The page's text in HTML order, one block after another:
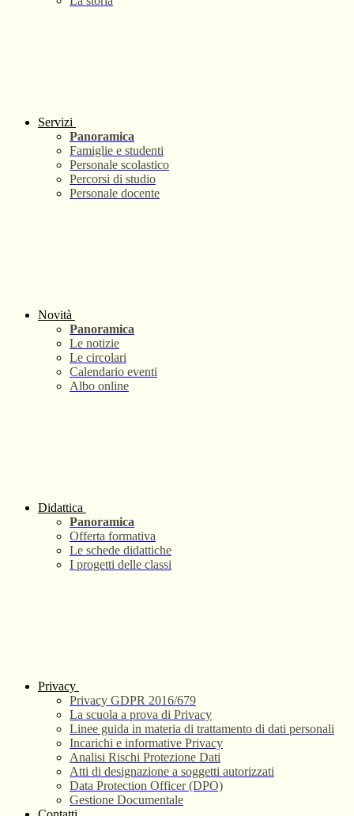
Servizi
Panoramica
Famiglie e studenti
Personale scolastico
Percorsi di studio
Personale docente
Novità
Panoramica
Le notizie
Le circolari
Calendario eventi
Albo online
Didattica
Panoramica
Offerta formativa
Le schede didattiche
I progetti delle classi
Privacy
Privacy GDPR 2016/679
La scuola a prova di Privacy
Linee guida in materia di trattamento di dati personali
Incarichi e informative Privacy
Analisi Rischi Protezione Dati
Atti di designazione a soggetti autorizzati
Data Protection Officer (DPO)
Gestione Documentale